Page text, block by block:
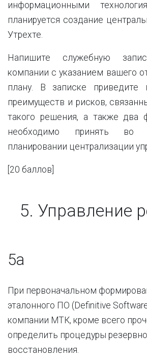
информационными
планируется создание
Утрехте.
Напишите служебную
компании с указанием вашего
плану. В записке
преимуществ и рисков,
такого решения, а также два
необходимо принять во
планировании централизации
[20 баллов
5. Управление
5a
При первоначальном
эталонного ПО ( Definitive
компании МТК, кроме всего
определить процедуры
восстановления.